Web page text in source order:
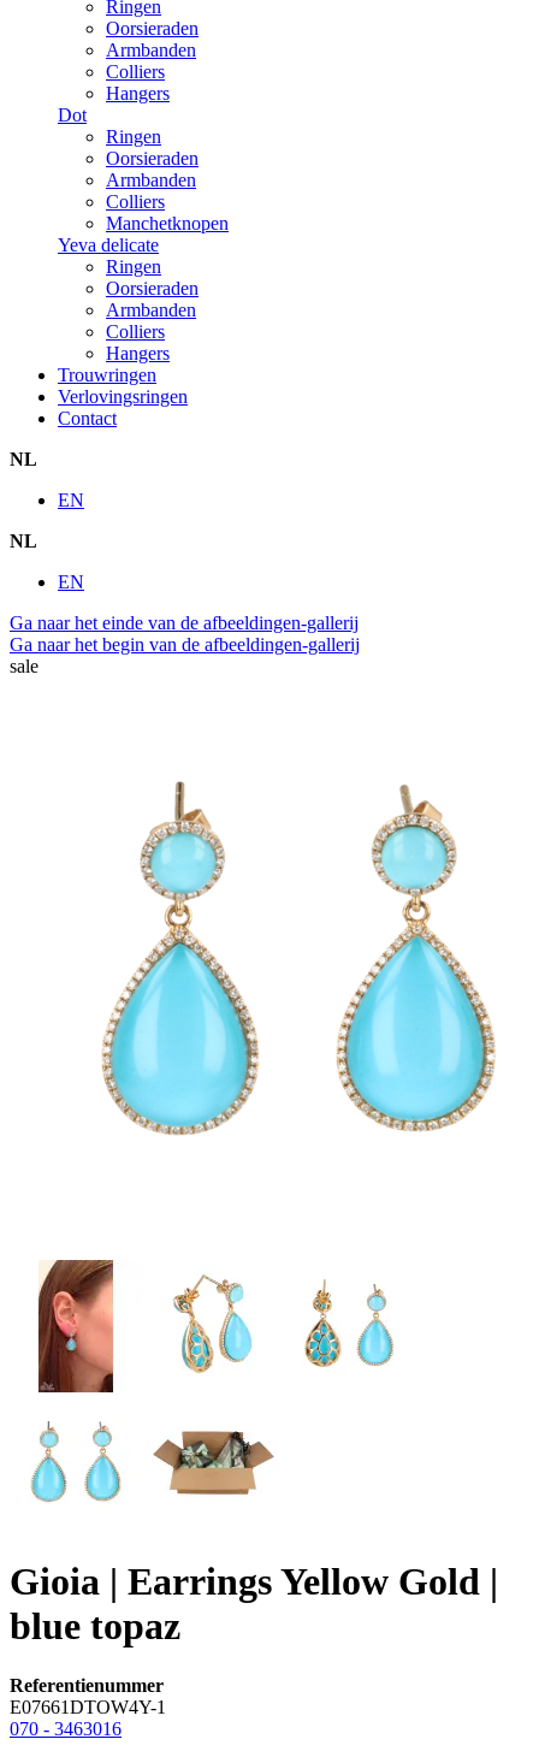
Ringen
Oorsieraden
Armbanden
Colliers
Hangers
Dot
Ringen
Oorsieraden
Armbanden
Colliers
Manchetknopen
Yeva delicate
Ringen
Oorsieraden
Armbanden
Colliers
Hangers
Trouwringen
Verlovingsringen
Contact
NL
EN
NL
EN
Ga naar het einde van de afbeeldingen-gallerij
Ga naar het begin van de afbeeldingen-gallerij
sale
Gioia | Earrings Yellow Gold |
blue topaz
Referentienummer
E07661DTOW4Y-1
070 - 3463016